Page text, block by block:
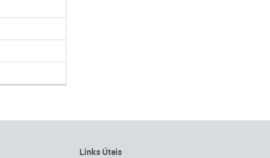
Links Úteis